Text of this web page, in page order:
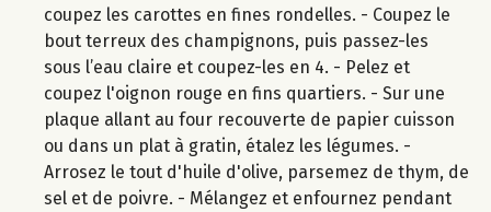
coupez les carottes en fines rondelles. - Coupez le
bout terreux des champignons, puis passez-les
sous l’eau claire et coupez-les en 4. - Pelez et
coupez l'oignon rouge en fins quartiers. - Sur une
plaque allant au four recouverte de papier cuisson
ou dans un plat à gratin, étalez les légumes. -
Arrosez le tout d'huile d'olive, parsemez de thym, de
sel et de poivre. - Mélangez et enfournez pendant